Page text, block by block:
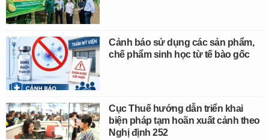
Cảnh báo sử dụng các sản phẩm,
chế phẩm sinh học từ tế bào gốc
Cục Thuế hướng dẫn triển khai
biện pháp tạm hoãn xuất cảnh theo
Nghị định 252